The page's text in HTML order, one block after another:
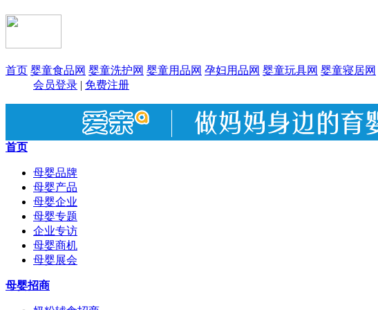
首页 婴童食品网 婴童洗护网 婴童用品网 孕妇用品网 婴童玩具网 婴童寝居网
会员登录 | 免费注册
首页
母婴品牌
母婴产品
母婴企业
母婴专题
企业专访
母婴商机
母婴展会
母婴招商